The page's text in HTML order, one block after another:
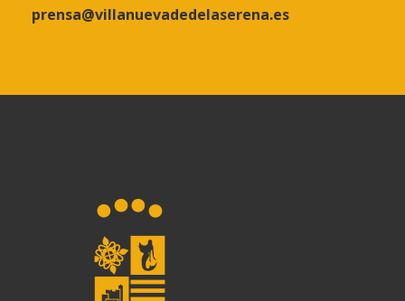
prensa@villanuevadedelaserena.es